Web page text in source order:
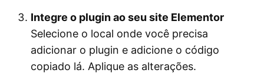
Integre o plugin ao seu site Elementor
Selecione o local onde você precisa
adicionar o plugin e adicione o código
copiado lá. Aplique as alterações.